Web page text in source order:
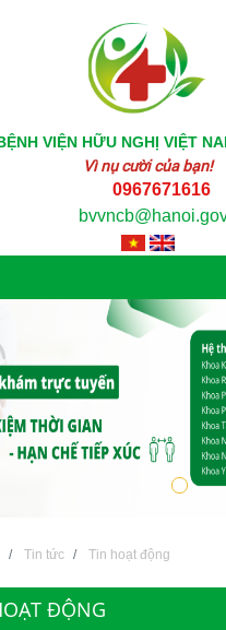
VIỆN HỮU NGHỊ VIỆT
Vì nụ cười của bạn!
0967671616
Tin tức Tin hoạt động
ĐỘNG